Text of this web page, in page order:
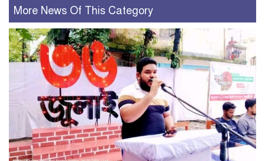
More News Of This Category